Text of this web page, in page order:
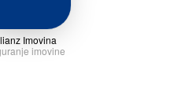
Imovina
imovine